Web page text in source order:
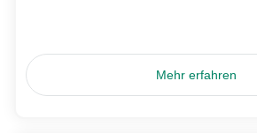
Mehr erfahren